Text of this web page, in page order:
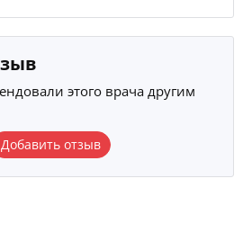
этого врача другим
Добавить отзыв